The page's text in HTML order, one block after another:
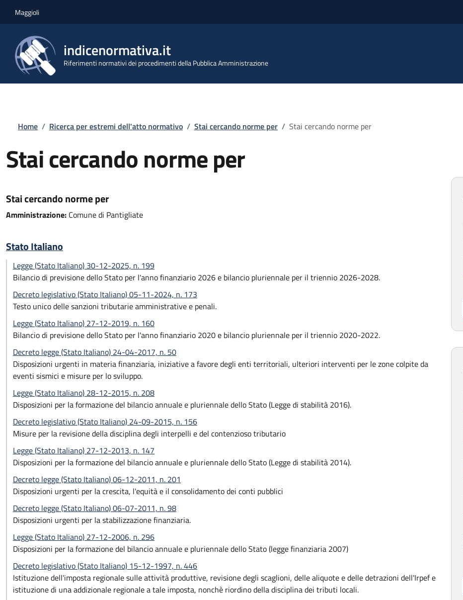
Maggioli
indicenormativa.it
Riferimenti normativi dei procedimenti della Pubblica Amministrazione
Briciole di pane
Home / Ricerca per estremi dell'atto normativo / Stai cercando norme per / Stai cercando norme per
Stai cercando norme per
Stai cercando norme per
Amministrazione: Comune di Pantigliate
Stato Italiano
Legge (Stato Italiano) 30-12-2025, n. 199
Bilancio di previsione dello Stato per l'anno finanziario 2026 e bilancio pluriennale per il triennio 2026-2028.
Decreto legislativo (Stato Italiano) 05-11-2024, n. 173
Testo unico delle sanzioni tributarie amministrative e penali.
Legge (Stato Italiano) 27-12-2019, n. 160
Bilancio di previsione dello Stato per l'anno finanziario 2020 e bilancio pluriennale per il triennio 2020-2022.
Decreto legge (Stato Italiano) 24-04-2017, n. 50
Disposizioni urgenti in materia finanziaria, iniziative a favore degli enti territoriali, ulteriori interventi per le zone colpite da
eventi sismici e misure per lo sviluppo.
Legge (Stato Italiano) 28-12-2015, n. 208
Disposizioni per la formazione del bilancio annuale e pluriennale dello Stato (Legge di stabilità 2016).
Decreto legislativo (Stato Italiano) 24-09-2015, n. 156
Misure per la revisione della disciplina degli interpelli e del contenzioso tributario
Legge (Stato Italiano) 27-12-2013, n. 147
Disposizioni per la formazione del bilancio annuale e pluriennale dello Stato (Legge di stabilità 2014).
Decreto legge (Stato Italiano) 06-12-2011, n. 201
Disposizioni urgenti per la crescita, l'equità e il consolidamento dei conti pubblici
Decreto legge (Stato Italiano) 06-07-2011, n. 98
Disposizioni urgenti per la stabilizzazione finanziaria.
Legge (Stato Italiano) 27-12-2006, n. 296
Disposizioni per la formazione del bilancio annuale e pluriennale dello Stato (legge finanziaria 2007)
Decreto legislativo (Stato Italiano) 15-12-1997, n. 446
Istituzione dell'imposta regionale sulle attività produttive, revisione degli scaglioni, delle aliquote e delle detrazioni dell'Irpef e
istituzione di una addizionale regionale a tale imposta, nonchè riordino della disciplina dei tributi locali.